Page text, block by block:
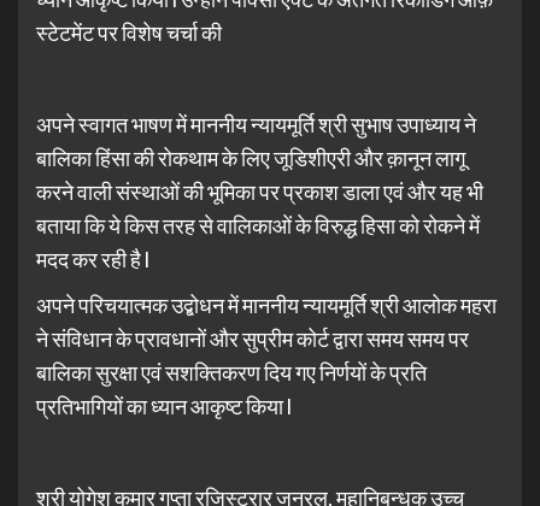
स्टेटमेंट पर विशेष चर्चा की
अपने स्वागत भाषण में माननीय न्यायमूर्ति श्री सुभाष उपाध्याय ने
बालिका हिंसा की रोकथाम के लिए जूडिशीएरी और क़ानून लागू
करने वाली संस्थाओं की भूमिका पर प्रकाश डाला एवं और यह भी
बताया कि ये किस तरह से वालिकाओं के विरुद्ध हिसा को रोकने में
मदद कर रही है l
अपने परिचयात्मक उद्बोधन में माननीय न्यायमूर्ति श्री आलोक महरा
ने संविधान के प्रावधानों और सुप्रीम कोर्ट द्वारा समय समय पर
बालिका सुरक्षा एवं सशक्तिकरण दिय गए निर्णयों के प्रति
प्रतिभागियों का ध्यान आकृष्ट किया l
श्री योगेश कुमार गुप्ता रजिस्ट्रार जनरल, महानिबन्धक उच्च